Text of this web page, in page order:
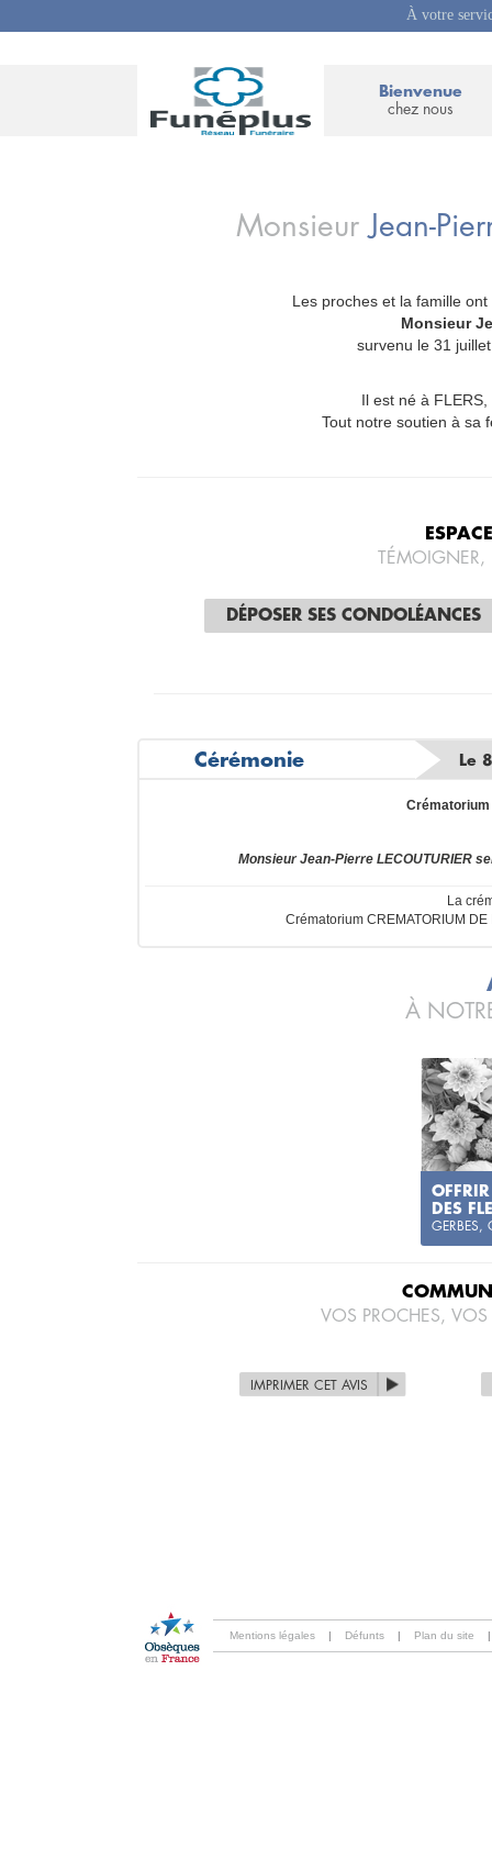
À votre
Bienvenue
chez nous
Monsieur Jean-
Les proches et la famille
Monsieur
survenu le 31
Il est né à
Tout notre soutien à sa
DÉPOSER SES CONDOLÉANCES
Cérémonie Le
Crématorium
Monsieur Jean-Pierre LECOUTURIER
La
Crématorium CREMATORIUM
À
OFFRIR
DES
GERBES,
VOS PROCHES,
IMPRIMER CET AVIS
Mentions légales | Défunts | Plan du site |